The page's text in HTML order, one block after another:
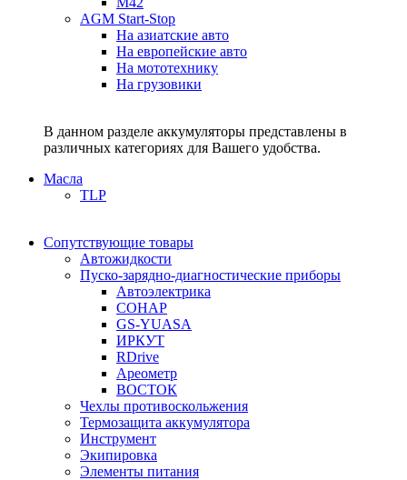
AGM Start-Stop
На азиатские авто
На европейские авто
На мототехнику
На грузовики
В данном разделе аккумуляторы представлены в
различных категориях для Вашего удобства.
Масла
TLP
Сопутствующие товары
Автожидкости
Пуско-зарядно-диагностические приборы
Автоэлектрика
СОНАР
GS-YUASA
ИРКУТ
RDrive
Ареометр
ВОСТОК
Чехлы противоскольжения
Термозащита аккумулятора
Инструмент
Экипировка
Элементы питания